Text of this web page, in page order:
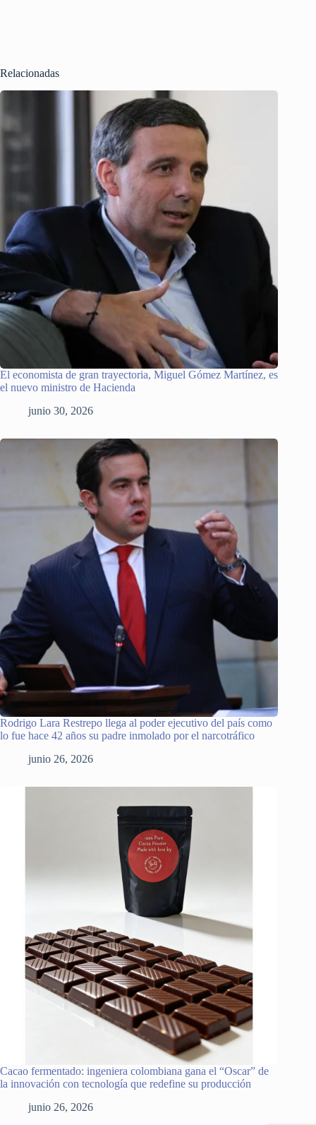
Relacionadas
El economista de gran trayectoria, Miguel Gómez Martínez, es
el nuevo ministro de Hacienda
junio 30, 2026
Rodrigo Lara Restrepo llega al poder ejecutivo del país como
lo fue hace 42 años su padre inmolado por el narcotráfico
junio 26, 2026
Cacao fermentado: ingeniera colombiana gana el “Oscar” de
la innovación con tecnología que redefine su producción
junio 26, 2026